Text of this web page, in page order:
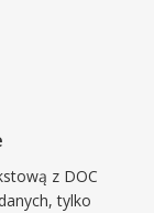
z DOC
tylko